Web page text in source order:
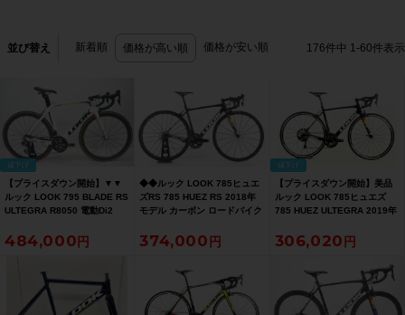
並び替え 新着順 価格が高い順 価格が安い順 176件中 1-60件表示
値下げ
【プライスダウン開始】▼▼
ルック LOOK 795 BLADE RS
ULTEGRA R8050 電動Di2
ク Sサイズ 2×11速【お買い得
484,000
◆◆ルック LOOK 785ヒュエ
ズRS 785 HUEZ RS 2018年
モデル カーボン ロードバイク
ACE R9100 2x11速（サイク
ルパラダイス大阪より配送）
374,000
値下げ
【プライスダウン開始】美品
ルック LOOK 785ヒュエズ
785 HUEZ ULTEGRA 2019年
ズ プロチームブラックグロッ
シー【お買い得SALE】
306,020